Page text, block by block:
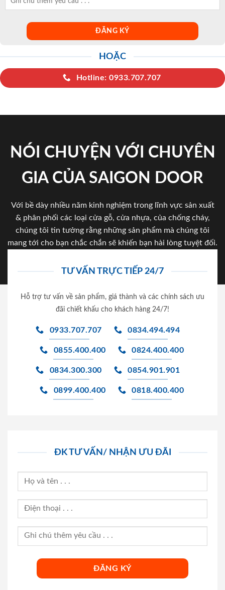
HOẶC
Hotline: 0933.707.707
NÓI CHUYỆN VỚI CHUYÊN
GIA CỦA SAIGON DOOR
Với bề dày nhiều năm kinh nghiệm trong lĩnh vực sản xuất
& phân phối các loại cửa gỗ, cửa nhựa, của chống cháy,
chúng tôi tin tưởng rằng những sản phẩm mà chúng tôi
mang tới cho bạn chắc chắn sẽ khiến bạn hài lòng tuyệt đối.
TƯ VẤN TRỰC TIẾP 24/7
Hỗ trợ tư vấn về sản phẩm, giá thành và các chính sách ưu
đãi chiết khấu cho khách hàng 24/7!
0933.707.707 0834.494.494
0855.400.400 0824.400.400
0834.300.300 0854.901.901
0899.400.400 0818.400.400
ĐK TƯ VẤN/ NHẬN ƯU ĐÃI